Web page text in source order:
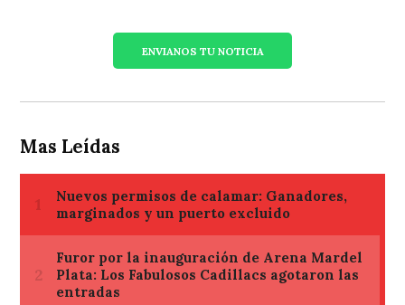
ENVIANOS TU NOTICIA
Mas Leídas